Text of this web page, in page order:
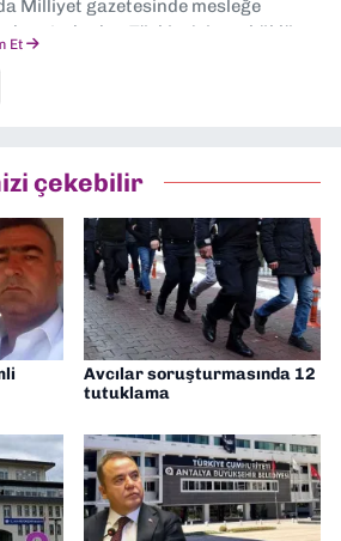
Milliyet gazetesinde mesleğe
Ardından Türkiye’nin en köklü
editör, müdür yardımcısı ve spor
olarak görev yaptım. Ayrıca Yeni
editörlük yapıyorum
Et
çekebilir
Avcılar soruşturmasında 12
tutuklama